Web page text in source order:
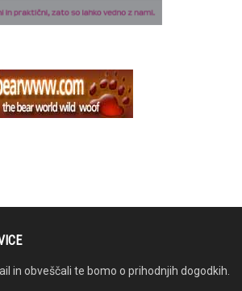
in obveščali te bomo o prihodnjih dogodkih.